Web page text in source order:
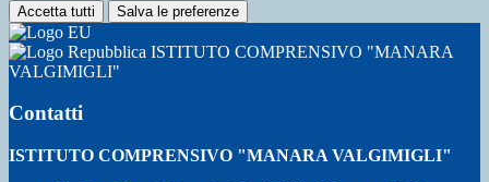
Accetta tutti Salva le preferenze
ISTITUTO COMPRENSIVO "MANARA
VALGIMIGLI"
Contatti
ISTITUTO COMPRENSIVO "MANARA VALGIMIGLI"